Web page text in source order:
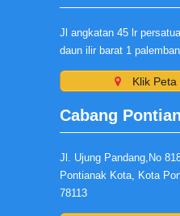
Jl angkatan 45 lr
daun ilir barat 1
Klik
Cabang
Jl. Ujung Pandang,No
Pontianak Kota, Kota
78113